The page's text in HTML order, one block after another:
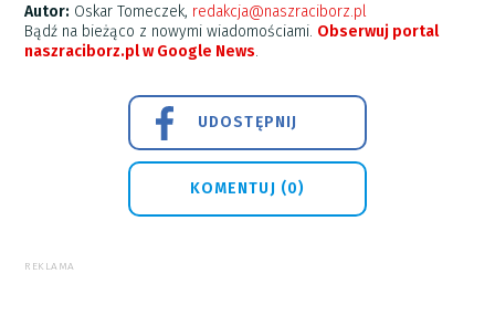
Autor: Oskar Tomeczek, redakcja@naszraciborz.pl
Bądź na bieżąco z nowymi wiadomościami. Obserwuj portal
naszraciborz.pl w Google News.
UDOSTĘPNIJ
KOMENTUJ (0)
REKLAMA